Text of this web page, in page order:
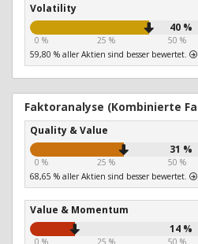
Volatility
40 %
0 % 25 % 50 %
59,80 % aller Aktien sind besser bewertet.
Faktoranalyse (Kombinierte
Quality & Value
31 %
0 % 25 % 50 %
68,65 % aller Aktien sind besser bewertet.
Value & Momentum
14 %